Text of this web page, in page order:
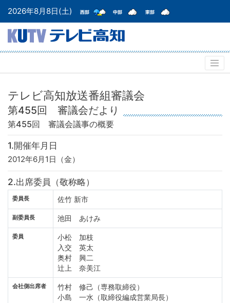
2026年8月8日(土)
テレビ高知放送番組審議会
第455回 審議会だより
第455回 審議会議事の概要
1.開催年月日
2012年6月1日（金）
2.出席委員（敬称略）
委員長 佐竹 新市
副委員長 池田 あけみ
委員
小松 加枝
入交 英太
奥村 興二
辻上 奈美江
会社側出席者
竹村 修己（専務取締役）
小島 一水（取締役編成営業局長）